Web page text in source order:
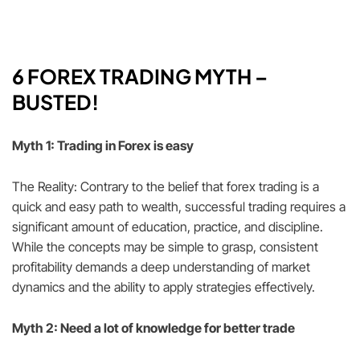
6 FOREX TRADING MYTH –
BUSTED!
Myth 1: Trading in Forex is easy
The Reality: Contrary to the belief that forex trading is a
quick and easy path to wealth, successful trading requires a
significant amount of education, practice, and discipline.
While the concepts may be simple to grasp, consistent
profitability demands a deep understanding of market
dynamics and the ability to apply strategies effectively.
Myth 2: Need a lot of knowledge for better trade